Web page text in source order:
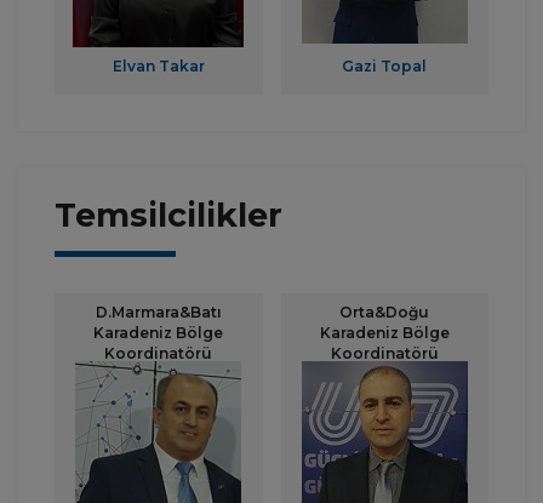
Elvan Takar Gazi Topal
Temsilcilikler
D.Marmara&Batı
Karadeniz Bölge
Koordinatörü
Orta&Doğu
Karadeniz Bölge
Koordinatörü